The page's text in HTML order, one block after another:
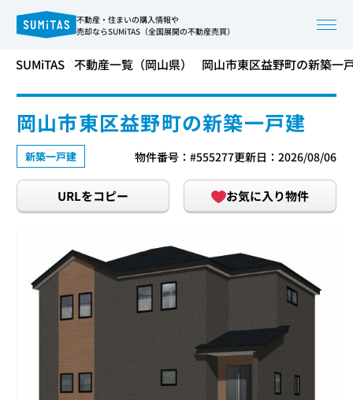
不動産・住まいの購入情報や
売却ならSUMiTAS（全国展開の不動産売買）
SUMiTAS 不動産一覧（岡山県） 岡山市東区益野町の新築一
岡山市東区益野町の新築一戸建
新築一戸建 物件番号：#555277更新日：2026/08/06
URLをコピー お気に入り物件